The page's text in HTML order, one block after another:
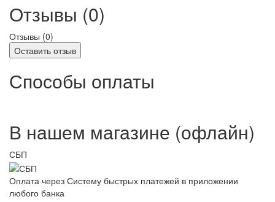
Отзывы (0)
Отзывы (0)
Оставить отзыв
Способы оплаты
В нашем магазине (офлайн)
СБП
Оплата через Систему быстрых платежей в приложении
любого банка